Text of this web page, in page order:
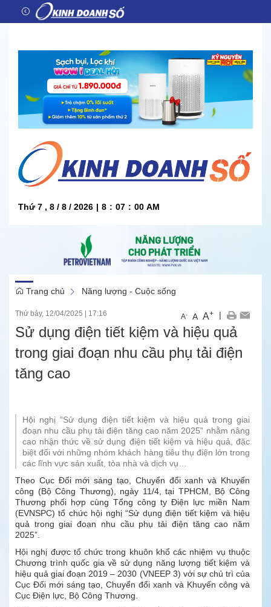
Thứ 7 , 8 / 8 / 2026 | 8 : 07 : 00 AM
Trang chủ Năng lượng - Cuộc sống
Thứ bảy, 12/04/2025 17:16 A- A A+ |
Sử dụng điện tiết kiệm và hiệu quả
trong giai đoạn nhu cầu phụ tải điện
tăng cao
Hội nghị “Sử dụng điện tiết kiệm và hiệu quả trong giai
đoạn nhu cầu phụ tải điện tăng cao năm 2025” nhằm nâng
cao nhận thức về sử dụng điện tiết kiệm và hiệu quả, đặc
biệt đối với những nhóm khách hàng tiêu thụ điện lớn trong
các lĩnh vực sản xuất, tòa nhà và dịch vụ…
Theo Cục Đổi mới sáng tạo, Chuyển đổi xanh và Khuyến
công (Bộ Công Thương), ngày 11/4, tại TPHCM, Bộ Công
Thương phối hợp cùng Tổng công ty Điện lực miền Nam
(EVNSPC) tổ chức hội nghị “Sử dụng điện tiết kiệm và hiệu
quả trong giai đoạn nhu cầu phụ tải điện tăng cao năm
2025”.
Hội nghị được tổ chức trong khuôn khổ các nhiệm vụ thuộc
Chương trình quốc gia về sử dụng năng lượng tiết kiệm và
hiệu quả giai đoạn 2019 – 2030 (VNEEP 3) với sự chủ trì của
Cục Đổi mới sáng tạo, Chuyển đổi xanh và Khuyến công và
Cục Điện lực, Bộ Công Thương.